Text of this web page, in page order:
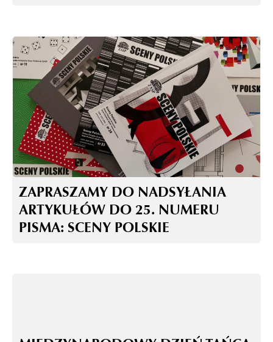
ZAPRASZAMY DO NADSYŁANIA
ARTYKUŁÓW DO 25. NUMERU
PISMA: SCENY POLSKIE